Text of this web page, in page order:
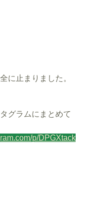
に止まりました。
グラムにまとめて
p/DPGXtack